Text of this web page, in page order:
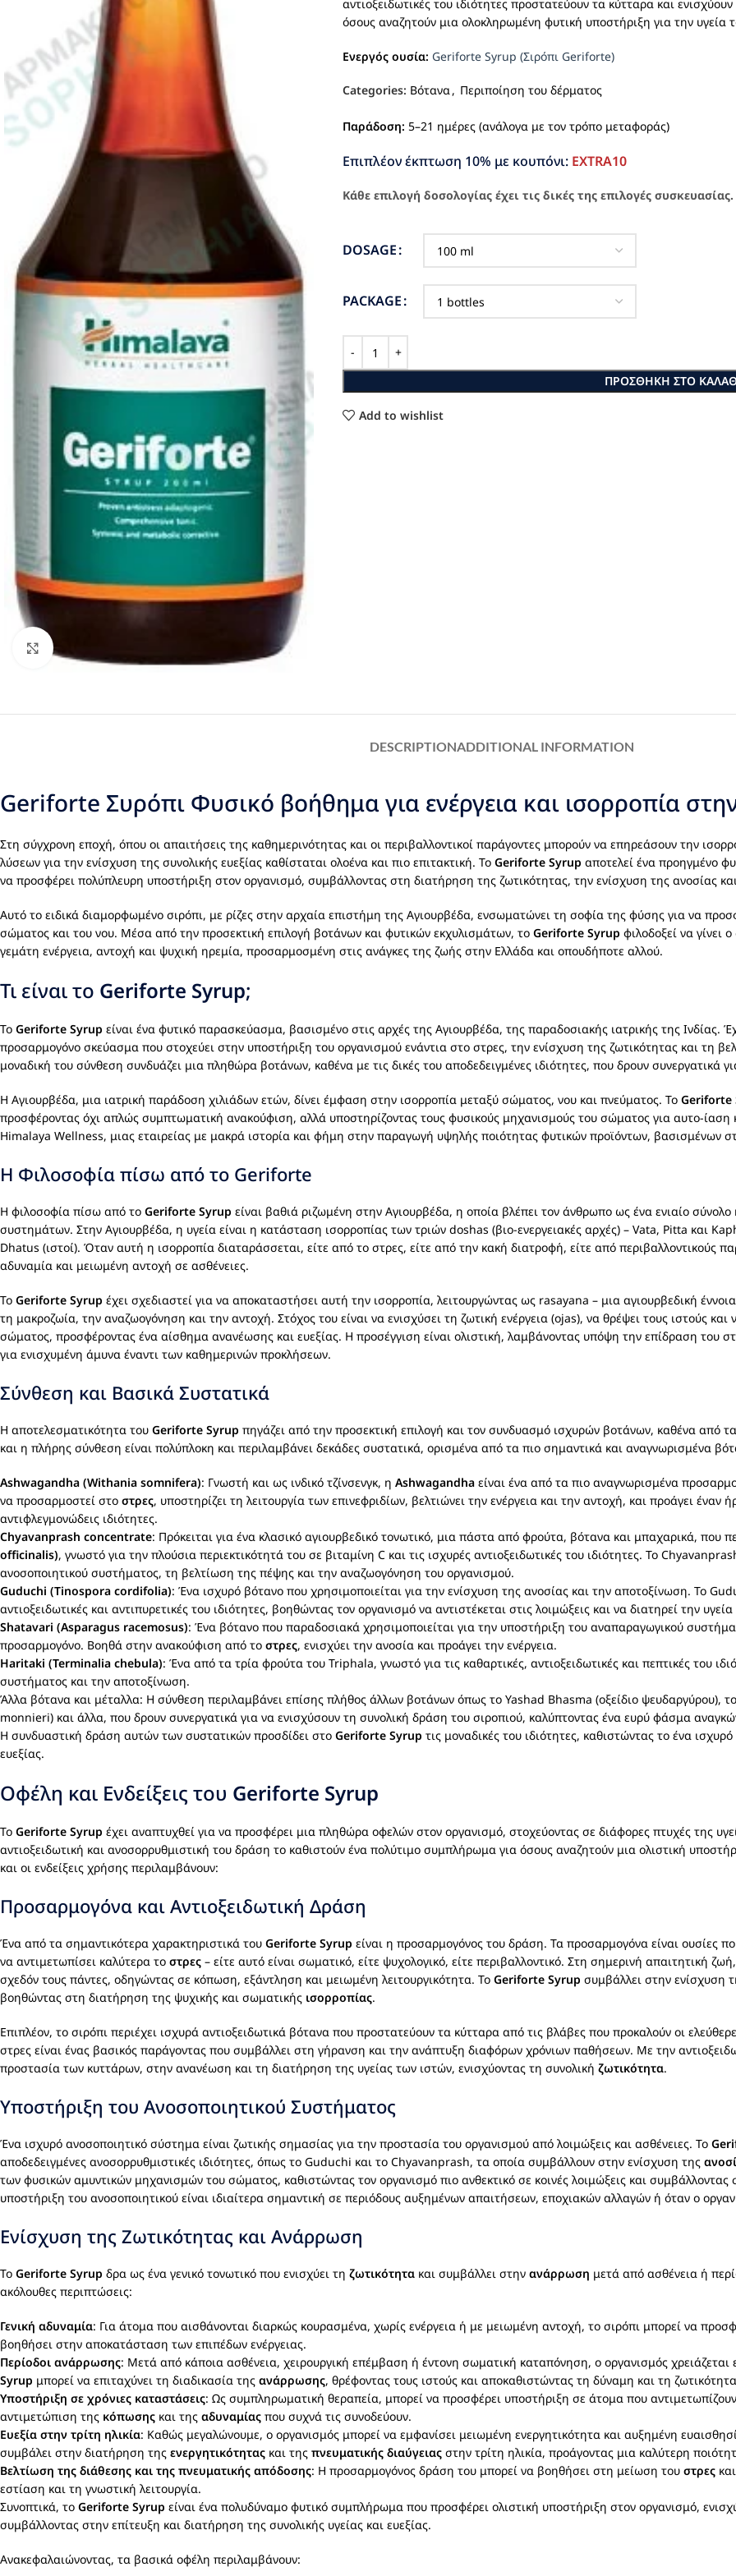
Click to enlarge
αντιοξειδωτικές του ιδιότητες προστατεύουν τα κύτταρα και
όσους αναζητούν μια ολοκληρωμένη φυτική υποστήριξη για την υγεία
Ενεργός ουσία: Geriforte Syrup (Σιρόπι Geriforte)
Categories: Βότανα, Περιποίηση του δέρματος
Παράδοση: 5–21 ημέρες (ανάλογα με τον τρόπο μεταφοράς)
Επιπλέον έκπτωση 10% με κουπόνι: EXTRA10
Κάθε επιλογή δοσολογίας έχει τις δικές της επιλογές συσκευασίας.
DOSAGE
PACKAGE
ΠΡΟΣΘΉΚΗ ΣΤΟ
Add to wishlist
DESCRIPTIONADDITIONAL INFORMATION
Geriforte Συρόπι Φυσικό βοήθημα για ενέργεια και ισορροπία
Στη σύγχρονη εποχή, όπου οι απαιτήσεις της καθημερινότητας και οι περιβαλλοντικοί παράγοντες μπορούν να επηρεάσουν την
λύσεων για την ενίσχυση της συνολικής ευεξίας καθίσταται ολοένα και πιο επιτακτική. Το Geriforte Syrup αποτελεί ένα προηγμένο
να προσφέρει πολύπλευρη υποστήριξη στον οργανισμό, συμβάλλοντας στη διατήρηση της ζωτικότητας, την ενίσχυση της ανοσίας
Αυτό το ειδικά διαμορφωμένο σιρόπι, με ρίζες στην αρχαία επιστήμη της Αγιουρβέδα, ενσωματώνει τη σοφία της φύσης για να
σώματος και του νου. Μέσα από την προσεκτική επιλογή βοτάνων και φυτικών εκχυλισμάτων, το Geriforte Syrup φιλοδοξεί να
γεμάτη ενέργεια, αντοχή και ψυχική ηρεμία, προσαρμοσμένη στις ανάγκες της ζωής στην Ελλάδα και οπουδήποτε αλλού.
Τι είναι το Geriforte Syrup;
Το Geriforte Syrup είναι ένα φυτικό παρασκεύασμα, βασισμένο στις αρχές της Αγιουρβέδα, της παραδοσιακής ιατρικής της Ινδίας.
προσαρμογόνο σκεύασμα που στοχεύει στην υποστήριξη του οργανισμού ενάντια στο στρες, την ενίσχυση της ζωτικότητας και τη
μοναδική του σύνθεση συνδυάζει μια πληθώρα βοτάνων, καθένα με τις δικές του αποδεδειγμένες ιδιότητες, που δρουν συνεργατικά
Η Αγιουρβέδα, μια ιατρική παράδοση χιλιάδων ετών, δίνει έμφαση στην ισορροπία μεταξύ σώματος, νου και πνεύματος. Το Geriforte
προσφέροντας όχι απλώς συμπτωματική ανακούφιση, αλλά υποστηρίζοντας τους φυσικούς μηχανισμούς του σώματος για αυτο-ίαση
Himalaya Wellness, μιας εταιρείας με μακρά ιστορία και φήμη στην παραγωγή υψηλής ποιότητας φυτικών προϊόντων, βασισμένων
Η Φιλοσοφία πίσω από το Geriforte
Η φιλοσοφία πίσω από το Geriforte Syrup είναι βαθιά ριζωμένη στην Αγιουρβέδα, η οποία βλέπει τον άνθρωπο ως ένα ενιαίο
συστημάτων. Στην Αγιουρβέδα, η υγεία είναι η κατάσταση ισορροπίας των τριών doshas (βιο-ενεργειακές αρχές) – Vata, Pitta και
Dhatus (ιστοί). Όταν αυτή η ισορροπία διαταράσσεται, είτε από το στρες, είτε από την κακή διατροφή, είτε από περιβαλλοντικούς
αδυναμία και μειωμένη αντοχή σε ασθένειες.
Το Geriforte Syrup έχει σχεδιαστεί για να αποκαταστήσει αυτή την ισορροπία, λειτουργώντας ως rasayana – μια αγιουρβεδική
τη μακροζωία, την αναζωογόνηση και την αντοχή. Στόχος του είναι να ενισχύσει τη ζωτική ενέργεια (ojas), να θρέψει τους ιστούς
σώματος, προσφέροντας ένα αίσθημα ανανέωσης και ευεξίας. Η προσέγγιση είναι ολιστική, λαμβάνοντας υπόψη την επίδραση του
για ενισχυμένη άμυνα έναντι των καθημερινών προκλήσεων.
Σύνθεση και Βασικά Συστατικά
Η αποτελεσματικότητα του Geriforte Syrup πηγάζει από την προσεκτική επιλογή και τον συνδυασμό ισχυρών βοτάνων, καθένα από
και η πλήρης σύνθεση είναι πολύπλοκη και περιλαμβάνει δεκάδες συστατικά, ορισμένα από τα πιο σημαντικά και αναγνωρισμένα
Ashwagandha (Withania somnifera): Γνωστή και ως ινδικό τζίνσενγκ, η Ashwagandha είναι ένα από τα πιο αναγνωρισμένα
να προσαρμοστεί στο στρες, υποστηρίζει τη λειτουργία των επινεφριδίων, βελτιώνει την ενέργεια και την αντοχή, και προάγει έναν
αντιφλεγμονώδεις ιδιότητες.
Chyavanprash concentrate: Πρόκειται για ένα κλασικό αγιουρβεδικό τονωτικό, μια πάστα από φρούτα, βότανα και μπαχαρικά, που
officinalis), γνωστό για την πλούσια περιεκτικότητά του σε βιταμίνη C και τις ισχυρές αντιοξειδωτικές του ιδιότητες. Το
ανοσοποιητικού συστήματος, τη βελτίωση της πέψης και την αναζωογόνηση του οργανισμού.
Guduchi (Tinospora cordifolia): Ένα ισχυρό βότανο που χρησιμοποιείται για την ενίσχυση της ανοσίας και την αποτοξίνωση. Το
αντιοξειδωτικές και αντιπυρετικές του ιδιότητες, βοηθώντας τον οργανισμό να αντιστέκεται στις λοιμώξεις και να διατηρεί την
Shatavari (Asparagus racemosus): Ένα βότανο που παραδοσιακά χρησιμοποιείται για την υποστήριξη του αναπαραγωγικού
προσαρμογόνο. Βοηθά στην ανακούφιση από το στρες, ενισχύει την ανοσία και προάγει την ενέργεια.
Haritaki (Terminalia chebula): Ένα από τα τρία φρούτα του Triphala, γνωστό για τις καθαρτικές, αντιοξειδωτικές και πεπτικές του
συστήματος και την αποτοξίνωση.
Άλλα βότανα και μέταλλα: Η σύνθεση περιλαμβάνει επίσης πλήθος άλλων βοτάνων όπως το Yashad Bhasma (οξείδιο ψευδαργύρου),
monnieri) και άλλα, που δρουν συνεργατικά για να ενισχύσουν τη συνολική δράση του σιροπιού, καλύπτοντας ένα ευρύ φάσμα
Η συνδυαστική δράση αυτών των συστατικών προσδίδει στο Geriforte Syrup τις μοναδικές του ιδιότητες, καθιστώντας το ένα
ευεξίας.
Οφέλη και Ενδείξεις του Geriforte Syrup
Το Geriforte Syrup έχει αναπτυχθεί για να προσφέρει μια πληθώρα οφελών στον οργανισμό, στοχεύοντας σε διάφορες πτυχές της
αντιοξειδωτική και ανοσορρυθμιστική του δράση το καθιστούν ένα πολύτιμο συμπλήρωμα για όσους αναζητούν μια ολιστική
και οι ενδείξεις χρήσης περιλαμβάνουν:
Προσαρμογόνα και Αντιοξειδωτική Δράση
Ένα από τα σημαντικότερα χαρακτηριστικά του Geriforte Syrup είναι η προσαρμογόνος του δράση. Τα προσαρμογόνα είναι ουσίες
να αντιμετωπίσει καλύτερα το στρες – είτε αυτό είναι σωματικό, είτε ψυχολογικό, είτε περιβαλλοντικό. Στη σημερινή απαιτητική
σχεδόν τους πάντες, οδηγώντας σε κόπωση, εξάντληση και μειωμένη λειτουργικότητα. Το Geriforte Syrup συμβάλλει στην ενίσχυση
βοηθώντας στη διατήρηση της ψυχικής και σωματικής ισορροπίας.
Επιπλέον, το σιρόπι περιέχει ισχυρά αντιοξειδωτικά βότανα που προστατεύουν τα κύτταρα από τις βλάβες που προκαλούν οι
στρες είναι ένας βασικός παράγοντας που συμβάλλει στη γήρανση και την ανάπτυξη διαφόρων χρόνιων παθήσεων. Με την
προστασία των κυττάρων, στην ανανέωση και τη διατήρηση της υγείας των ιστών, ενισχύοντας τη συνολική ζωτικότητα.
Υποστήριξη του Ανοσοποιητικού Συστήματος
Ένα ισχυρό ανοσοποιητικό σύστημα είναι ζωτικής σημασίας για την προστασία του οργανισμού από λοιμώξεις και ασθένειες. Το
αποδεδειγμένες ανοσορρυθμιστικές ιδιότητες, όπως το Guduchi και το Chyavanprash, τα οποία συμβάλλουν στην ενίσχυση της
των φυσικών αμυντικών μηχανισμών του σώματος, καθιστώντας τον οργανισμό πιο ανθεκτικό σε κοινές λοιμώξεις και
υποστήριξη του ανοσοποιητικού είναι ιδιαίτερα σημαντική σε περιόδους αυξημένων απαιτήσεων, εποχιακών αλλαγών ή όταν ο
Ενίσχυση της Ζωτικότητας και Ανάρρωση
Το Geriforte Syrup δρα ως ένα γενικό τονωτικό που ενισχύει τη ζωτικότητα και συμβάλλει στην ανάρρωση μετά από ασθένεια ή
ακόλουθες περιπτώσεις:
Γενική αδυναμία: Για άτομα που αισθάνονται διαρκώς κουρασμένα, χωρίς ενέργεια ή με μειωμένη αντοχή, το σιρόπι μπορεί να
βοηθήσει στην αποκατάσταση των επιπέδων ενέργειας.
Περίοδοι ανάρρωσης: Μετά από κάποια ασθένεια, χειρουργική επέμβαση ή έντονη σωματική καταπόνηση, ο οργανισμός
Syrup μπορεί να επιταχύνει τη διαδικασία της ανάρρωσης, θρέφοντας τους ιστούς και αποκαθιστώντας τη δύναμη και τη
Υποστήριξη σε χρόνιες καταστάσεις: Ως συμπληρωματική θεραπεία, μπορεί να προσφέρει υποστήριξη σε άτομα που
αντιμετώπιση της κόπωσης και της αδυναμίας που συχνά τις συνοδεύουν.
Ευεξία στην τρίτη ηλικία: Καθώς μεγαλώνουμε, ο οργανισμός μπορεί να εμφανίσει μειωμένη ενεργητικότητα και αυξημένη
συμβάλει στην διατήρηση της ενεργητικότητας και της πνευματικής διαύγειας στην τρίτη ηλικία, προάγοντας μια καλύτερη
Βελτίωση της διάθεσης και της πνευματικής απόδοσης: Η προσαρμογόνος δράση του μπορεί να βοηθήσει στη μείωση του στρες
εστίαση και τη γνωστική λειτουργία.
Συνοπτικά, το Geriforte Syrup είναι ένα πολυδύναμο φυτικό συμπλήρωμα που προσφέρει ολιστική υποστήριξη στον οργανισμό,
συμβάλλοντας στην επίτευξη και διατήρηση της συνολικής υγείας και ευεξίας.
Ανακεφαλαιώνοντας, τα βασικά οφέλη περιλαμβάνουν: